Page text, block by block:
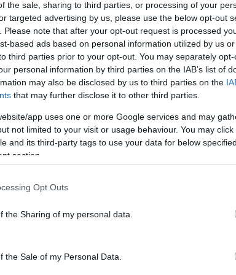
the sale, sharing to third parties, or processing of your
targeted advertising by us, please use the below opt-out
Please note that after your opt-out request is processed
based ads based on personal information utilized by us
third parties prior to your opt-out. You may separately
personal information by third parties on the IAB’s list of
may also be disclosed by us to third parties on the
that may further disclose it to other third parties.
app uses one or more Google services and may
not limited to your visit or usage behaviour. You may
and its third-party tags to use your data for below
section.
Opt Outs
the Sharing of my personal data.
the Sale of my Personal Data.